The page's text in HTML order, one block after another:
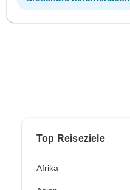
Top Reiseziele
Afrika